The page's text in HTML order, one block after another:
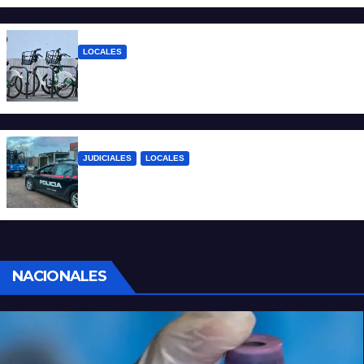
LOCALES
JUDICIALES LOCALES
NACIONALES